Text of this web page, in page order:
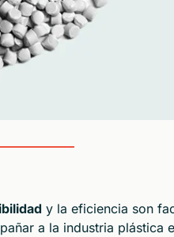
y la eficiencia son
a la industria